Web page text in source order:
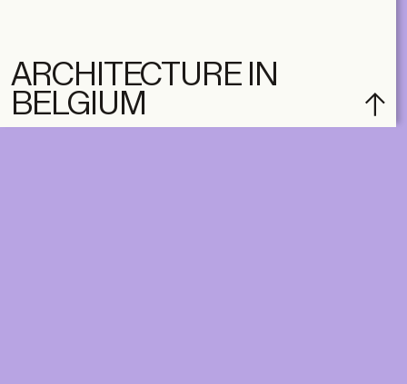
ARCHITECTURE IN
BELGIUM